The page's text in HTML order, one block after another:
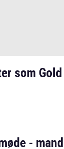
som Gold
-